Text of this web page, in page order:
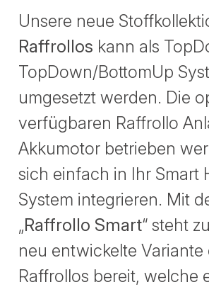
Unsere neue
Raffrollos kann als
TopDown/BottomUp
umgesetzt werden. Die
verfügbaren Raffrollo
Akkumotor betrieben
sich einfach in Ihr Smart
System integrieren. Mit
„Raffrollo Smart“ steht
neu entwickelte Variante
Raffrollos bereit, welche